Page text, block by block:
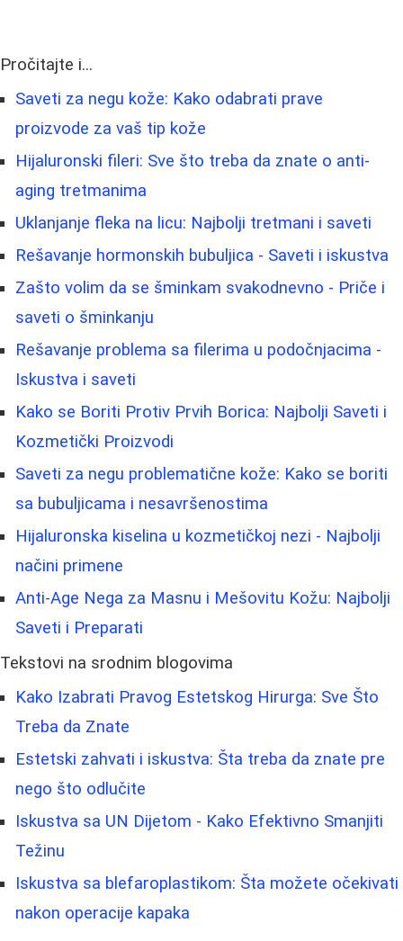
Pročitajte i...
Saveti za negu kože: Kako odabrati prave
proizvode za vaš tip kože
Hijaluronski fileri: Sve što treba da znate o anti-
aging tretmanima
Uklanjanje fleka na licu: Najbolji tretmani i saveti
Rešavanje hormonskih bubuljica - Saveti i iskustva
Zašto volim da se šminkam svakodnevno - Priče i
saveti o šminkanju
Rešavanje problema sa filerima u podočnjacima -
Iskustva i saveti
Kako se Boriti Protiv Prvih Borica: Najbolji Saveti i
Kozmetički Proizvodi
Saveti za negu problematične kože: Kako se boriti
sa bubuljicama i nesavršenostima
Hijaluronska kiselina u kozmetičkoj nezi - Najbolji
načini primene
Anti-Age Nega za Masnu i Mešovitu Kožu: Najbolji
Saveti i Preparati
Tekstovi na srodnim blogovima
Kako Izabrati Pravog Estetskog Hirurga: Sve Što
Treba da Znate
Estetski zahvati i iskustva: Šta treba da znate pre
nego što odlučite
Iskustva sa UN Dijetom - Kako Efektivno Smanjiti
Težinu
Iskustva sa blefaroplastikom: Šta možete očekivati
nakon operacije kapaka